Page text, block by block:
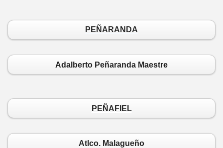
PEÑARANDA
Adalberto Peñaranda Maestre
PEÑAFIEL
Atlco. Malagueño